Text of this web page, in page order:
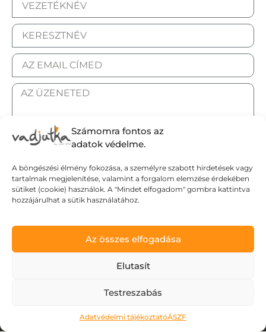
Számomra fontos az
adatok védelme.
A böngészési élmény fokozása, a személyre szabott hirdetések vagy
tartalmak megjelenítése, valamint a forgalom elemzése érdekében
sütiket (cookie) használok. A "Mindet elfogadom" gombra kattintva
hozzájárulhat a sütik használatához.
Az összes elfogadása
Elutasít
Testreszabás
Adatvédelmi tájékoztatóÁSZF
Elküldöm
Adatvédelmi tájékoztató
Általános Szerződési Feltételek
Szállítási Feltételek